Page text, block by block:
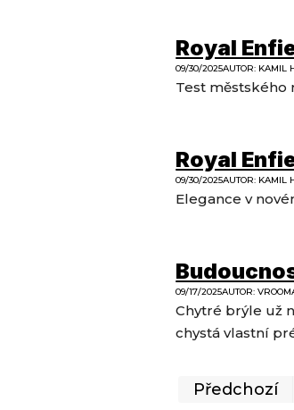
Royal
09/30/2025AUTOR: KAMIL
Test městského
Royal
09/30/2025AUTOR: KAMIL
Elegance v
09/17/2025AUTOR:
Chytré brýle už
chystá vlastní
Předchozí